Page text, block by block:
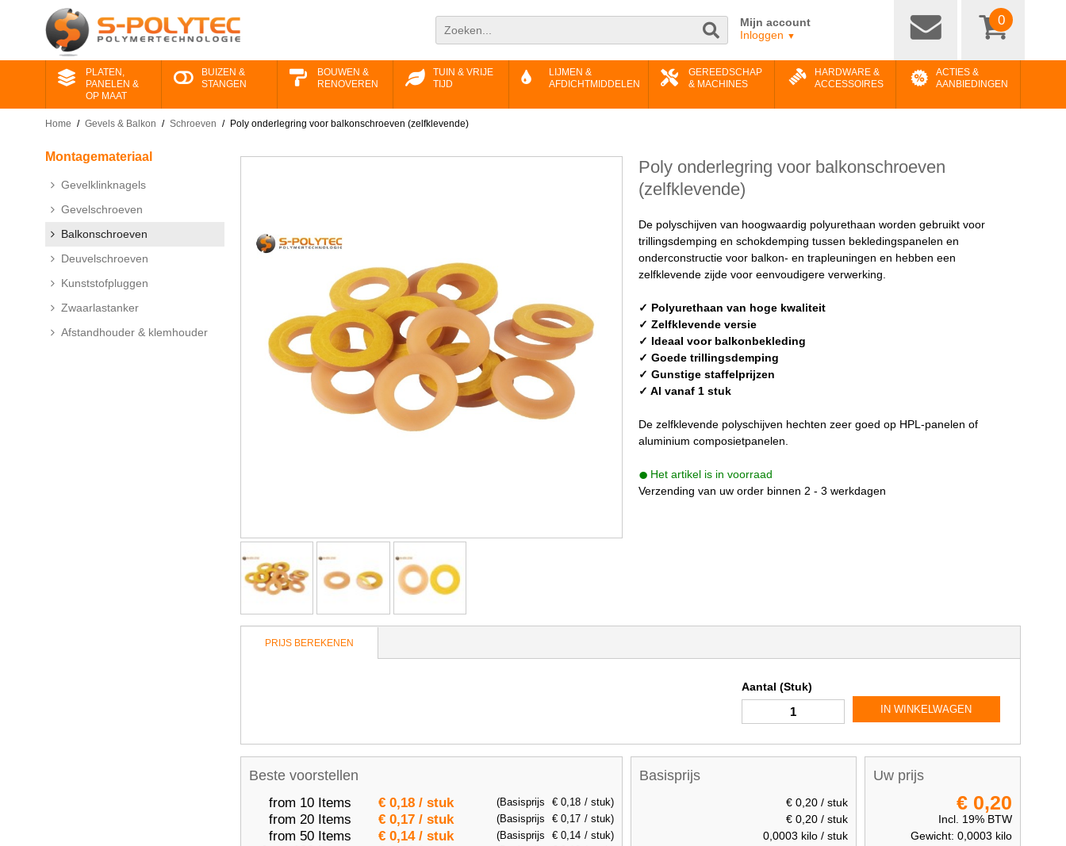
Mijn account
Inloggen ▼
0
PLATEN,
PANELEN &
OP MAAT
BUIZEN &
STANGEN
BOUWEN &
RENOVEREN
TUIN & VRIJE
TIJD
LIJMEN &
AFDICHTMIDDELEN
GEREEDSCHAP
& MACHINES
HARDWARE &
ACCESSOIRES
ACTIES &
AANBIEDINGEN
Home / Gevels & Balkon / Schroeven / Poly onderlegring voor balkonschroeven (zelfklevende)
Montage​materiaal
Gevelklinknagels
Gevelschroeven
Balkonschroeven
Deuvelschroeven
Kunststofpluggen
Zwaarlastanker
Afstandhouder & klemhouder
Poly onderlegring voor balkonschroeven
(zelfklevende)
De polyschijven van hoogwaardig polyurethaan worden gebruikt voor
trillingsdemping en schokdemping tussen bekledingspanelen en
onderconstructie voor balkon- en trapleuningen en hebben een
zelfklevende zijde voor eenvoudigere verwerking.
✓ Polyurethaan van hoge kwaliteit
✓ Zelfklevende versie
✓ Ideaal voor balkonbekleding
✓ Goede trillingsdemping
✓ Gunstige staffelprijzen
✓ Al vanaf 1 stuk
De zelfklevende polyschijven hechten zeer goed op HPL-panelen of
aluminium composietpanelen.
Het artikel is in voorraad
Verzending van uw order binnen 2 - 3 werkdagen
PRIJS BEREKENEN
Aantal (Stuk)
IN WINKELWAGEN
Beste voorstellen
from 10 Items € 0,18 / stuk (Basisprijs € 0,18 / stuk)
from 20 Items € 0,17 / stuk (Basisprijs € 0,17 / stuk)
from 50 Items € 0,14 / stuk (Basisprijs € 0,14 / stuk)
Basisprijs
€ 0,20 / stuk
€ 0,20 / stuk
0,0003 kilo / stuk
Uw prijs
€ 0,20
Incl. 19% BTW
Gewicht: 0,0003 kilo